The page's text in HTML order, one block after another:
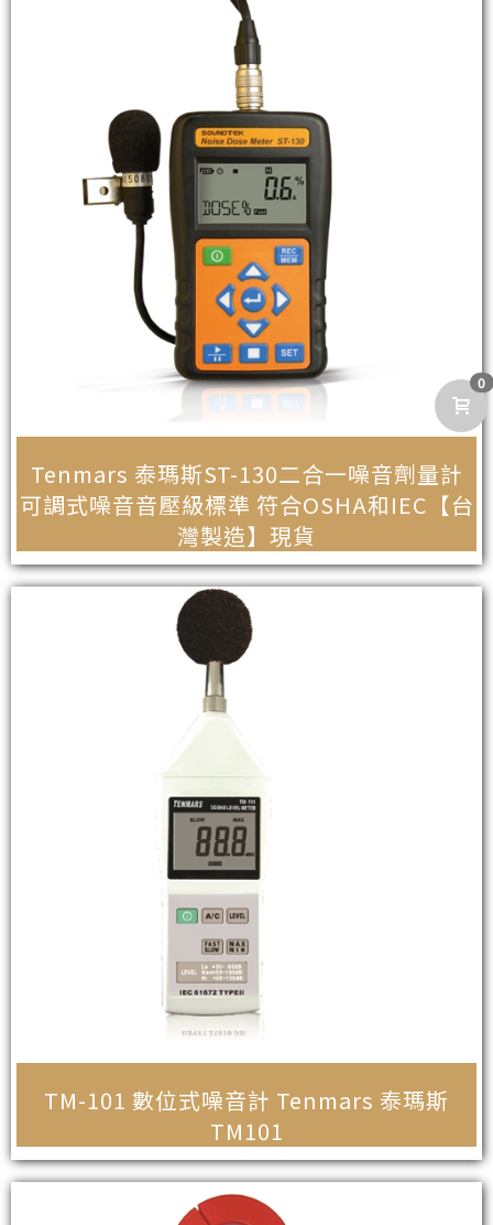
0
Tenmars 泰瑪斯ST-130二合一噪音劑量計
可調式噪音音壓級標準 符合OSHA和IEC【台
灣製造】現貨
TM-101 數位式噪音計 Tenmars 泰瑪斯
TM101